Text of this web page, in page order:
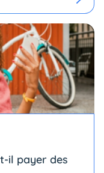
il payer des